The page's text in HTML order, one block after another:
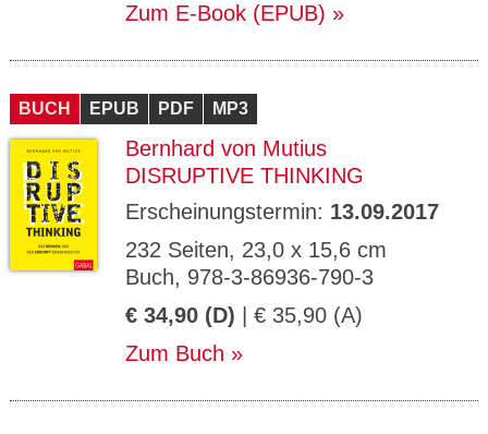
Zum E-Book (EPUB)
BUCH EPUB PDF MP3
Bernhard von Mutius
DISRUPTIVE THINKING
Erscheinungstermin: 13.09.2017
232 Seiten, 23,0 x 15,6 cm
Buch, 978-3-86936-790-3
€ 34,90 (D) | € 35,90 (A)
Zum Buch